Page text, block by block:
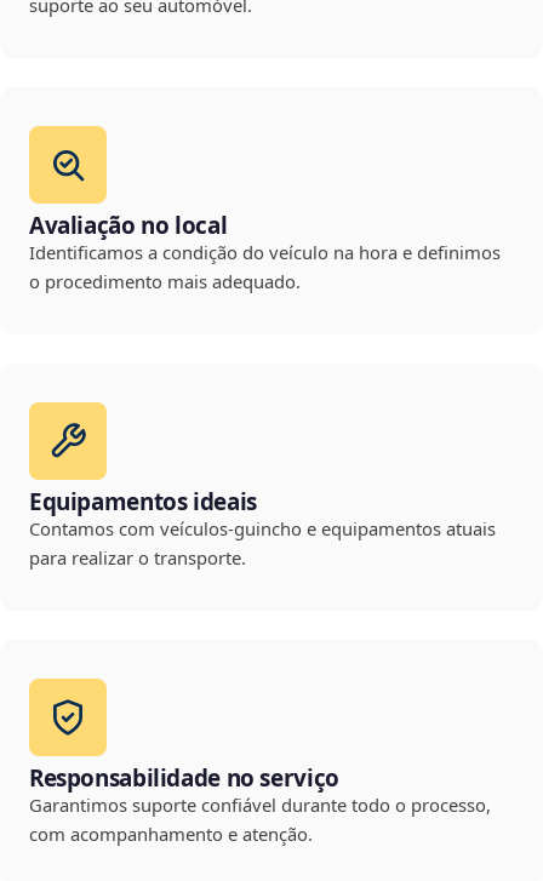
suporte ao seu automóvel.
Avaliação no local
Identificamos a condição do veículo na hora e definimos
o procedimento mais adequado.
Equipamentos ideais
Contamos com veículos-guincho e equipamentos atuais
para realizar o transporte.
Responsabilidade no serviço
Garantimos suporte confiável durante todo o processo,
com acompanhamento e atenção.